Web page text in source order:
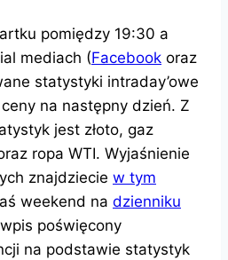
pomiędzy 19:30 a
mediach (Facebook oraz
statystyki intraday’owe
na następny dzień. Z
jest złoto, gaz
ropa WTI. Wyjaśnienie
znajdziecie w tym
weekend na dzienniku
poświęcony
na podstawie statystyk